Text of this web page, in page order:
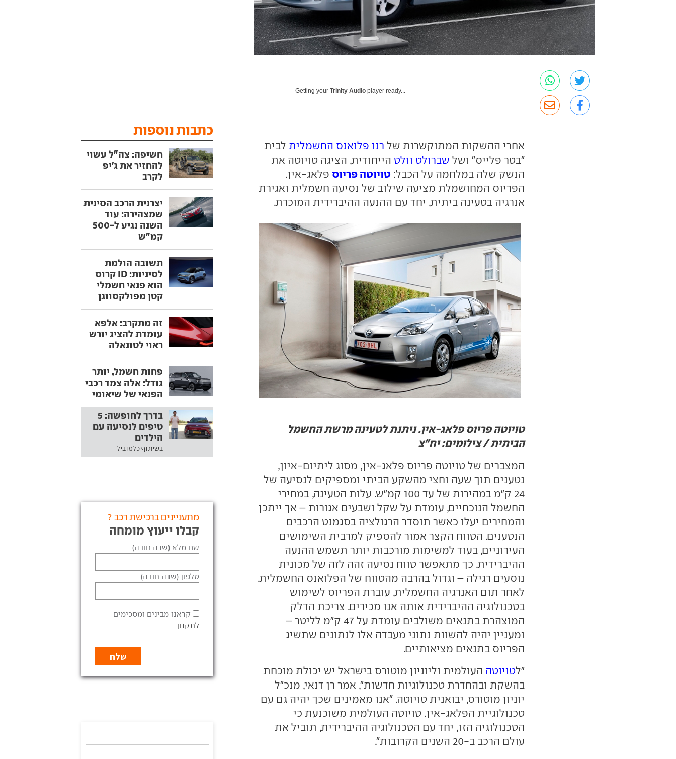
Getting yourTrinity Audio player ready...
אחרי ההשקות המתוקשרות של רנו פלואנס החשמלית לבית
"בטר פלייס" ושל שברולט וולט הייחודית, הציגה טויוטה את
הנשק שלה במלחמה על הכבל: טויוטה פריוס פלאג-אין.
הפריוס המחושמלת מציעה שילוב של נסיעה חשמלית ואגירת
אנרגיה בטעינה ביתית, יחד עם ההנעה ההיברידית המוכרת.
טויוטה פריוס פלאג-אין. ניתנת לטעינה מרשת החשמל
הביתית / צילומים: יח"צ
המצברים של טויוטה פריוס פלאג-אין, מסוג ליתיום-איון,
נטענים תוך שעה וחצי מהשקע הביתי ומספיקים לנסיעה של
24 ק"מ במהירות של עד 100 קמ"ש. עלות הטעינה, במחירי
החשמל הנוכחיים, עומדת על שקל ושבעים אגורות – אך ייתכן
והמחירים יעלו כאשר תוסדר הרגולציה בסגמנט הרכבים
הנטענים. הטווח הקצר אמור להספיק למרבית השימושים
העירוניים, בעוד למשימות מורכבות יותר תשמש ההנעה
ההיברידית. כך מתאפשר טווח נסיעה זהה לזה של מכונית
נוסעים רגילה – וגדול בהרבה מהטווח של הפלואנס החשמלית.
לאחר תום האנרגיה החשמלית, עוברת הפריוס לשימוש
בטכנולוגיה ההיברידית אותה אנו מכירים. צריכת הדלק
המוצהרת בתנאים משולבים עומדת על 47 ק"מ לליטר
–
ומעניין יהיה להשוות נתוני מעבדה אלו לנתונים שתשיג
הפריוס בתנאים מציאותיים.
"לטויוטה העולמית וליוניון מוטורס בישראל יש יכולת מוכחת
בהשקת ובהחדרת טכנולוגיות חדשות", אמר רן דנאי, מנכ"ל
יוניון מוטורס, יבואנית טויוטה. "אנו מאמינים שכך יהיה גם עם
טכנולוגיית הפלאג-אין. טויוטה העולמית משוכנעת כי
הטכנולוגיה הזו, יחד עם הטכנולוגיה ההיברידית, תוביל את
עולם הרכב ב-20 השנים הקרובות".
כתבות נוספות
חשיפה: צה"ל עשוי
להחזיר את ג'יפ
לקרב
יצרנית הרכב הסינית
שמצהירה: עוד
השנה נגיע ל-500
קמ"ש
תשובה הולמת
לסיניות: ID קרוס
הוא פנאי חשמלי
קטן מפולקסווגן
זה מתקרב: אלפא
עומדת להציג יורש
ראוי לטונאלה
פחות חשמל, יותר
גודל: אלה צמד רכבי
הפנאי של שיאומי
בדרך לחופשה: 5
טיפים לנסיעה עם
הילדים
בשיתוף כלמוביל
מתעניינים ברכישת רכב ?
קבלו ייעוץ מומחה
שם מלא (שדה חובה)
טלפון (שדה חובה)
קראנו מבינים ומסכימים
לתקנון